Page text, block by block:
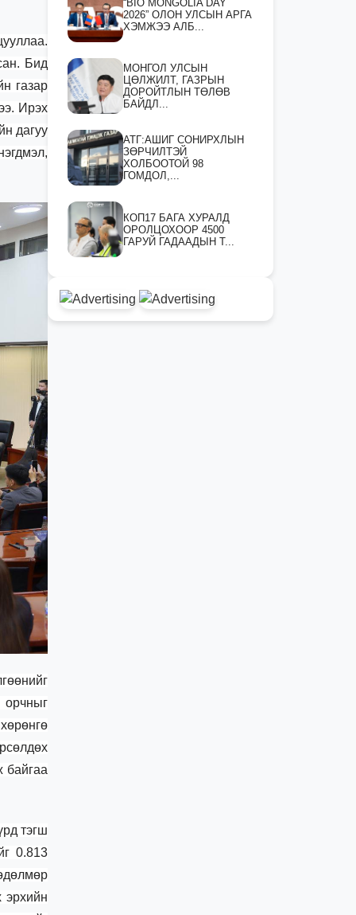
Бид
газар
Ирэх
дагуу
орчныг
байгаа
тэгш
0.813
эрхийн
“BIO MONGOLIA DAY
2026” ОЛОН УЛСЫН АРГА
ХЭМЖЭЭ АЛБ...
МОНГОЛ УЛСЫН
ЦӨЛЖИЛТ, ГАЗРЫН
ДОРОЙТЛЫН ТӨЛӨВ
БАЙДЛ...
АТГ:АШИГ СОНИРХЛЫН
ЗӨРЧИЛТЭЙ
ХОЛБООТОЙ 98
ГОМДОЛ,...
КОП17 БАГА ХУРАЛД
ОРОЛЦОХООР 4500
ГАРУЙ ГАДААДЫН Т...